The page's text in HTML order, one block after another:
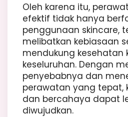
Oleh karena itu,
efektif tidak hanya
penggunaan skincare,
melibatkan kebiasaan
mendukung kesehatan
keseluruhan. Dengan
penyebabnya dan
perawatan yang tepat,
dan bercahaya dapat
diwujudkan.